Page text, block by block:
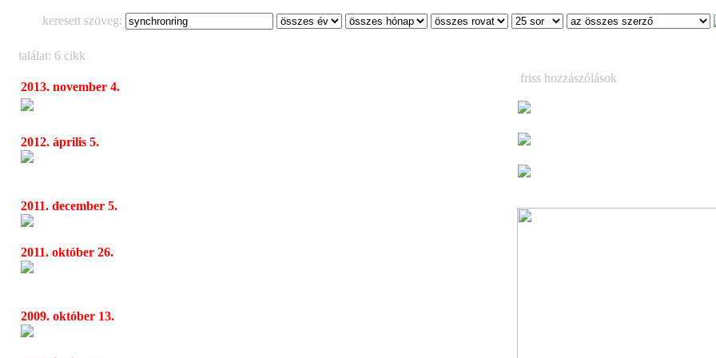
keresett szöveg:
találat: 6 cikk
2013. november 4.
2012. április 5.
2011. december 5.
2011. október 26.
2009. október 13.
friss hozzászólások